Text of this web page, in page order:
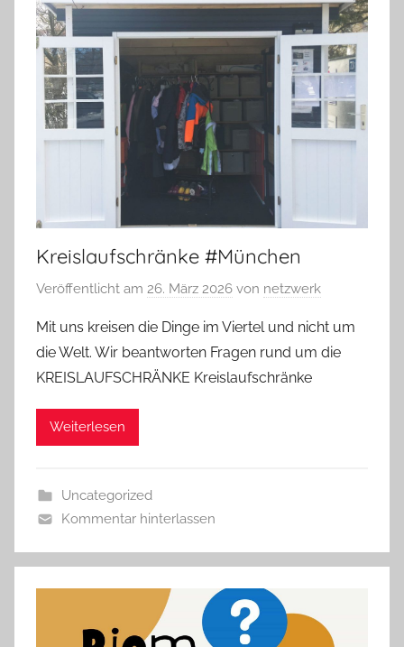
Kreislaufschränke #München
Veröffentlicht am 26. März 2026 von netzwerk
Mit uns kreisen die Dinge im Viertel und nicht um
die Welt. Wir beantworten Fragen rund um die
KREISLAUFSCHRÄNKE Kreislaufschränke
Weiterlesen
Uncategorized
Kommentar hinterlassen